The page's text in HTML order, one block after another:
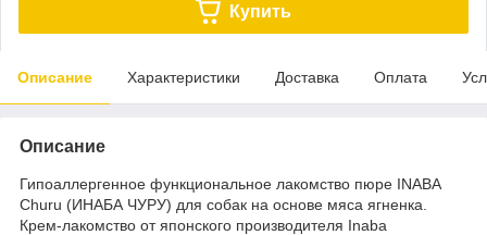
Купить
Описание Характеристики Доставка Оплата
Описание
Гипоаллергенное функциональное лакомство пюре INABA
Churu (ИНАБА ЧУРУ) для собак на основе мяса ягненка.
Крем-лакомство от японского производителя Inaba